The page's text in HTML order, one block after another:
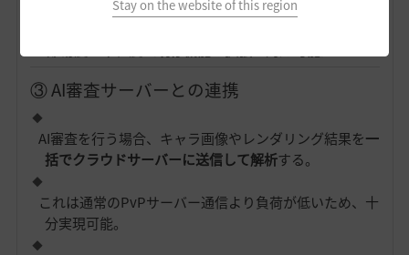
Stay on the website of this region
グイベントで全サーバー統合結果を出している
③ AI審査サーバーとの連携
AI審査を行う場合、キャラ画像やレンダリング結果を一
括でクラウドサーバーに送信して解析する。
これは通常のPvPサーバー通信より負荷が低いため、十
分実現可能。